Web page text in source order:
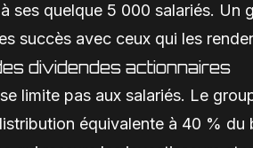
ses quelque 5 000 salariés.
succès avec ceux qui les
dividendes actionnaires
limite pas aux salariés. Le
équivalente à 40 %